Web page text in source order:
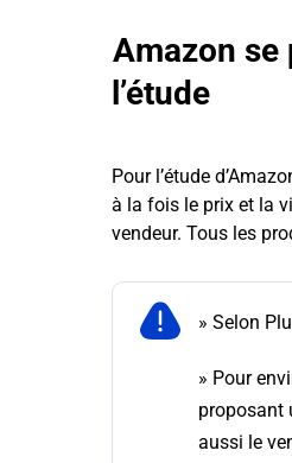
Amazon
l’étude
Pour l’étude
à la fois le prix et la
vendeur. Tous les
» Selon
» Pour
proposant
aussi le